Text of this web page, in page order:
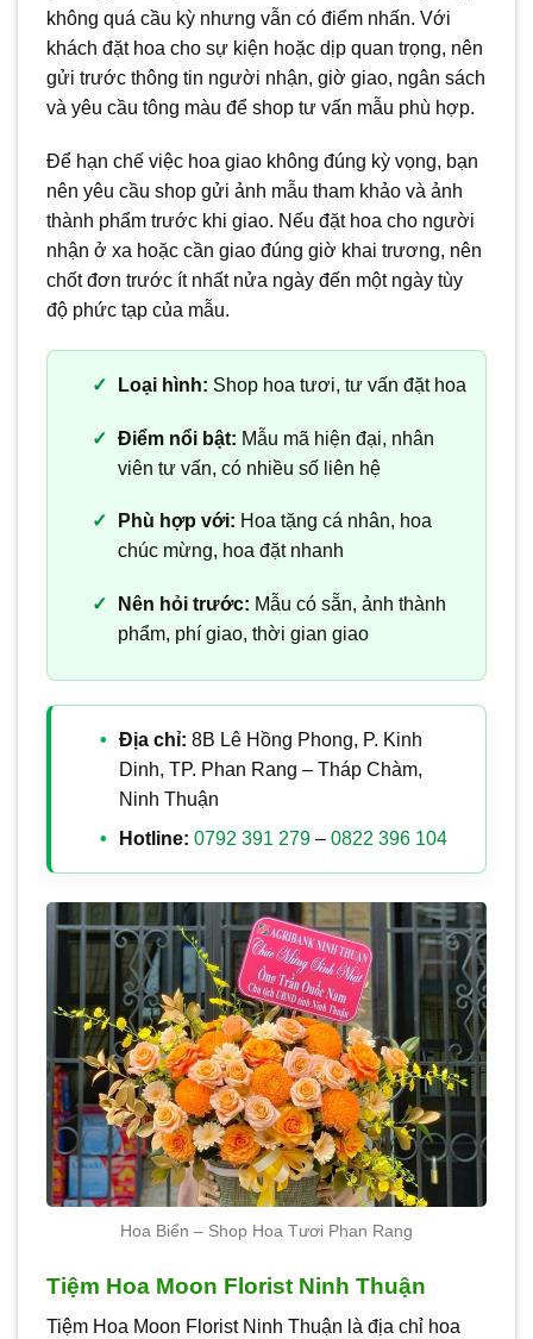
không quá cầu kỳ nhưng vẫn có điểm nhấn. Với
khách đặt hoa cho sự kiện hoặc dịp quan trọng, nên
gửi trước thông tin người nhận, giờ giao, ngân sách
và yêu cầu tông màu để shop tư vấn mẫu phù hợp.
Để hạn chế việc hoa giao không đúng kỳ vọng, bạn
nên yêu cầu shop gửi ảnh mẫu tham khảo và ảnh
thành phẩm trước khi giao. Nếu đặt hoa cho người
nhận ở xa hoặc cần giao đúng giờ khai trương, nên
chốt đơn trước ít nhất nửa ngày đến một ngày tùy
độ phức tạp của mẫu.
Loại hình: Shop hoa tươi, tư vấn đặt hoa
Điểm nổi bật: Mẫu mã hiện đại, nhân
viên tư vấn, có nhiều số liên hệ
Phù hợp với: Hoa tặng cá nhân, hoa
chúc mừng, hoa đặt nhanh
Nên hỏi trước: Mẫu có sẵn, ảnh thành
phẩm, phí giao, thời gian giao
Địa chỉ: 8B Lê Hồng Phong, P. Kinh
Dinh, TP. Phan Rang – Tháp Chàm,
Ninh Thuận
Hotline: 0792 391 279– 0822 396 104
Hoa Biển – Shop Hoa Tươi Phan Rang
Tiệm Hoa Moon Florist Ninh Thuận
Tiệm Hoa Moon Florist Ninh Thuận là địa chỉ hoa